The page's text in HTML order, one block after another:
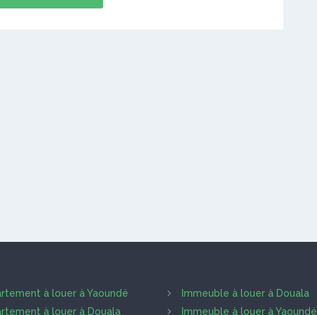
à louer à Yaoundé
à louer à Douala
Immeuble à louer à Douala
Immeuble à louer à Yaoundé